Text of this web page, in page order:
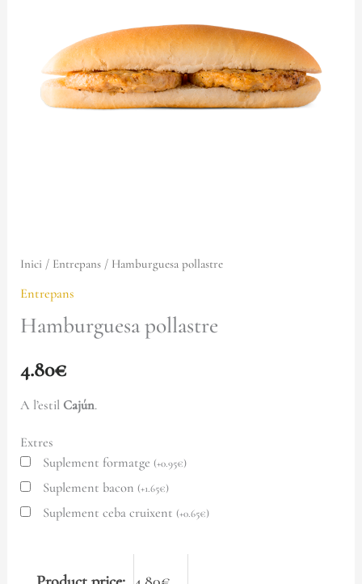
Inici / Entrepans / Hamburguesa pollastre
Entrepans
Hamburguesa pollastre
4.80€
A l’estil Cajún.
Extres
Suplement formatge(+0.95€)
Suplement bacon(+1.65€)
Suplement ceba cruixent(+0.65€)